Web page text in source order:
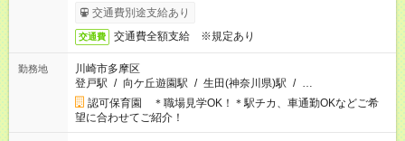
始時は手続き完了次第のお支払いとなります★フルタイムできる
方は100円アップ！
交通費別途支給あり
交通費 交通費全額支給 ※規定あり
勤務地
川崎市多摩区
登戸駅 / 向ケ丘遊園駅 / 生田(神奈川県)駅 / …
認可保育園 ＊職場見学OK！＊駅チカ、車通勤OKなどご希
望に合わせてご紹介！